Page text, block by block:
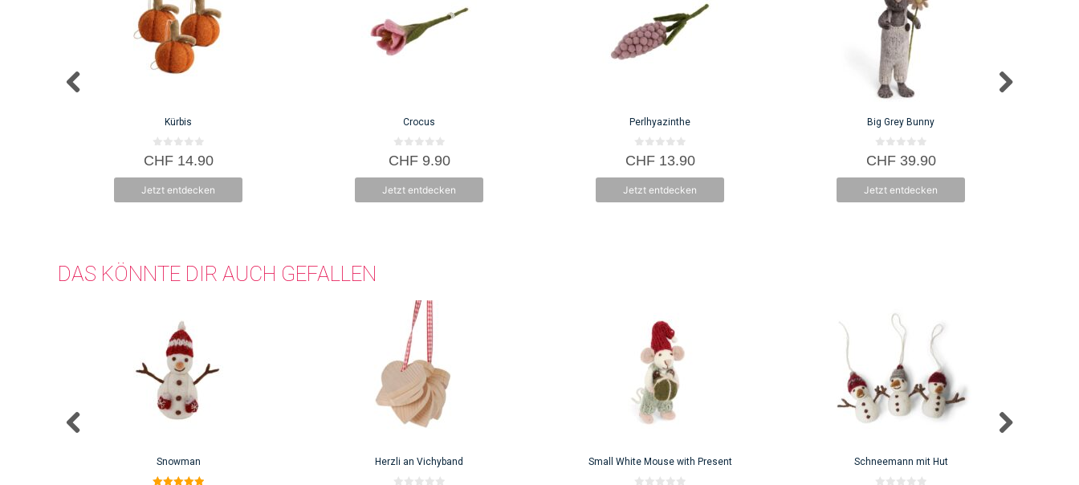
Kürbis
0
v
5
CHF14.90
Jetzt entdecken
Crocus
0
v
5
CHF9.90
Jetzt entdecken
Perlhyazinthe
0
v
5
CHF13.90
Jetzt entdecken
Big Grey Bunny
0
v
5
CHF39.90
Jetzt entdecken
DAS KÖNNTE DIR AUCH GEFALLEN
Snowman Herzli an Vichyband Small White Mouse with Present Schneemann mit Hut